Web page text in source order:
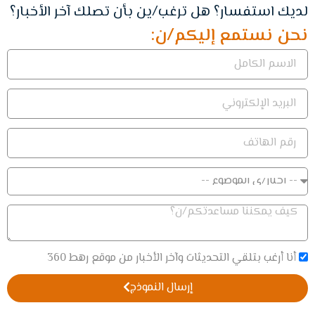
لديك استفسار؟ هل ترغب/ين بأن تصلك آخر الأخبار؟
نحن نستمع إليكم/ن:
أنا أرغب بتلقي التحديثات وآخر الأخبار من موقع رهط 360
إرسال النموذج